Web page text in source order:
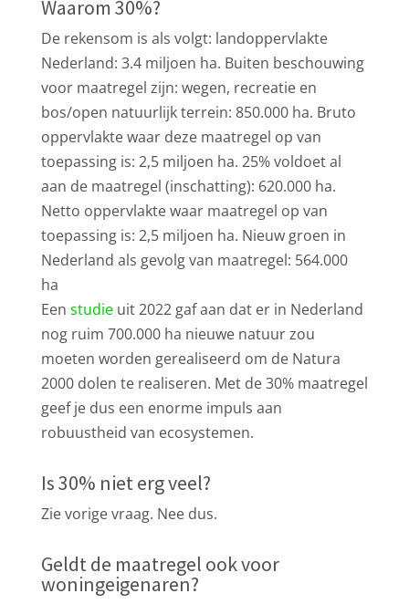
Waarom 30%?
De rekensom is als volgt: landoppervlakte
Nederland: 3.4 miljoen ha. Buiten beschouwing
voor maatregel zijn: wegen, recreatie en
bos/open natuurlijk terrein: 850.000 ha. Bruto
oppervlakte waar deze maatregel op van
toepassing is: 2,5 miljoen ha. 25% voldoet al
aan de maatregel (inschatting): 620.000 ha.
Netto oppervlakte waar maatregel op van
toepassing is: 2,5 miljoen ha. Nieuw groen in
Nederland als gevolg van maatregel: 564.000
ha
Een studieuit 2022 gaf aan dat er in Nederland
nog ruim 700.000 ha nieuwe natuur zou
moeten worden gerealiseerd om de Natura
2000 dolen te realiseren. Met de 30% maatregel
geef je dus een enorme impuls aan
robuustheid van ecosystemen.
Is 30% niet erg veel?
Zie vorige vraag. Nee dus.
Geldt de maatregel ook voor
woningeigenaren?